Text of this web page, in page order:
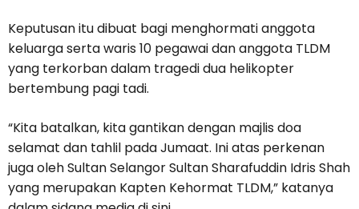
Keputusan itu dibuat bagi menghormati anggota
keluarga serta waris 10 pegawai dan anggota TLDM
yang terkorban dalam tragedi dua helikopter
bertembung pagi tadi.
“Kita batalkan, kita gantikan dengan majlis doa
selamat dan tahlil pada Jumaat. Ini atas perkenan
juga oleh Sultan Selangor Sultan Sharafuddin Idris Shah
yang merupakan Kapten Kehormat TLDM,” katanya